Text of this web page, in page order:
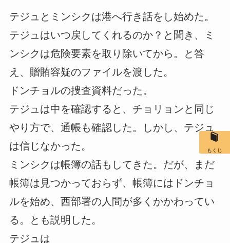
テジュとミンシクは港へ行き話をし始めた。
テジュはいつ戻してくれるのか？と聞き、ミ
ンシクは危険要素を取り除いてから。と答
え、贈賄容疑のファイルを渡した。
ドンチョルの捜査資料だった。
テジュは中を確認すると、チョリョンと同じ
やり方で、通帳も確認した。しかし、テジュ
は信じなかった。
ミンシクは帳簿の話もしてきた。だが、まだ
帳簿は見つかっておらず、帳簿にはドンチョ
ルを始め、西部署の人間が多くかかわってい
る。とも説明した。
テジュは
もくじ